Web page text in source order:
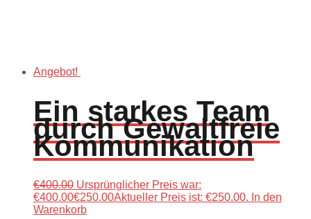
Angebot!
Ein starkes Team
durch Gewaltfreie
Kommunikation
€400.00 Ursprünglicher Preis war:
€400.00€250.00Aktueller Preis ist: €250.00. In den
Warenkorb